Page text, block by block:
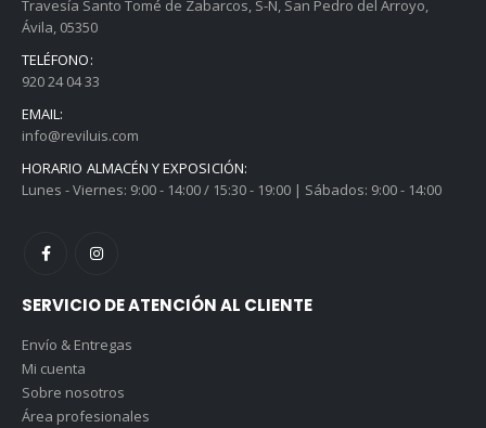
Travesía Santo Tomé de Zabarcos, S-N, San Pedro del Arroyo,
Ávila, 05350
TELÉFONO:
920 24 04 33
EMAIL:
info@reviluis.com
HORARIO ALMACÉN Y EXPOSICIÓN:
Lunes - Viernes: 9:00 - 14:00 / 15:30 - 19:00 | Sábados: 9:00 - 14:00
SERVICIO DE ATENCIÓN AL CLIENTE
Envío & Entregas
Mi cuenta
Sobre nosotros
Área profesionales